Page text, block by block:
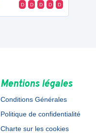
D D D D D
Mentions légales
Conditions Générales
Politique de confidentialité
Charte sur les cookies